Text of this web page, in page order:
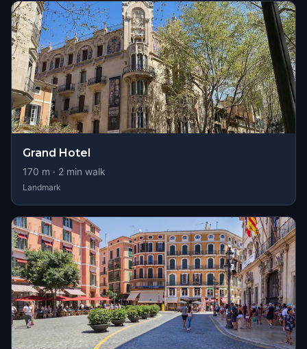
Grand Hotel
170 m · 2 min walk
Landmark